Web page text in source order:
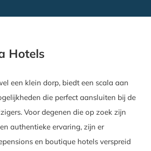
Hotels
een klein dorp, biedt een scala aan
die perfect aansluiten bij de
Voor degenen die op zoek zijn
authentieke ervaring, zijn er
en boutique hotels verspreid